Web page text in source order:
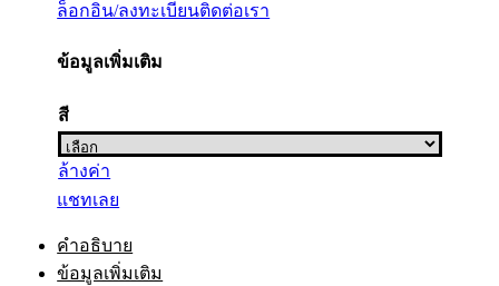
ล็อกอิน/ลงทะเบียนติดต่อเรา
ข้อมูลเพิ่มเติม
สี
ล้างค่า
แชทเลย
คำอธิบาย
ข้อมูลเพิ่มเติม